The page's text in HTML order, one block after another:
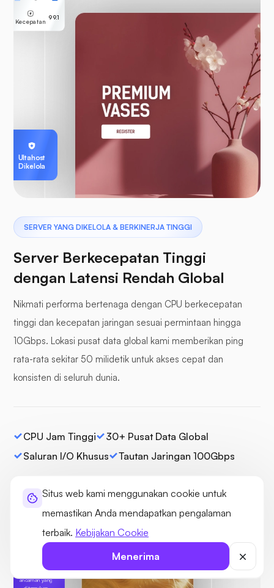
Situs web kami menggunakan cookie untuk
memastikan Anda mendapatkan pengalaman
terbaik. Kebijakan Cookie
Menerima
SERVER YANG DIKELOLA & BERKINERJA TINGGI
Server Berkecepatan Tinggi
dengan Latensi Rendah Global
Nikmati performa bertenaga dengan CPU berkecepatan
tinggi dan kecepatan jaringan sesuai permintaan hingga
10Gbps. Lokasi pusat data global kami memberikan ping
rata-rata sekitar 50 milidetik untuk akses cepat dan
konsisten di seluruh dunia.
CPU Jam Tinggi
30+ Pusat Data Global
Saluran I/O Khusus
Tautan Jaringan 100Gbps
Kecepatan
99.1
Ultahost
Dikelola
Terlindung
Tidak ada
ancaman yang